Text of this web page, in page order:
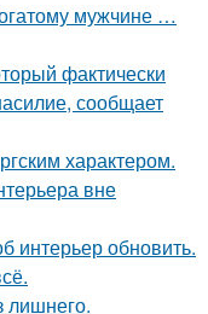
мужчине …
фактически
сообщает
характером.
вне
интерьер обновить.
лишнего.